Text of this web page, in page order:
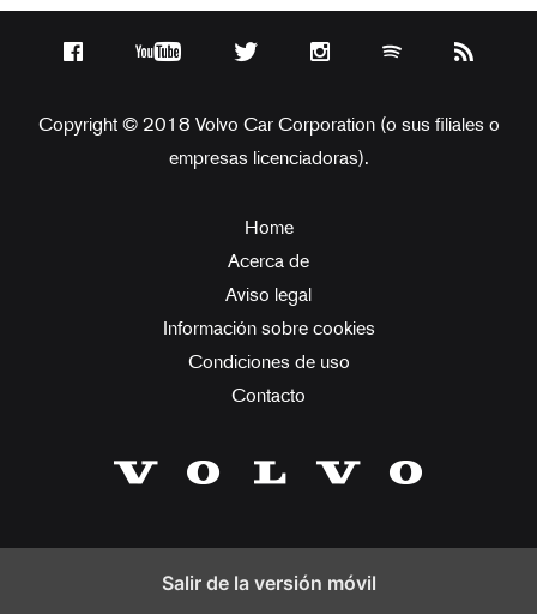
Copyright © 2018 Volvo Car Corporation (o sus filiales o
empresas licenciadoras).
Home
Acerca de
Aviso legal
Información sobre cookies
Condiciones de uso
Contacto
Salir de la versión móvil